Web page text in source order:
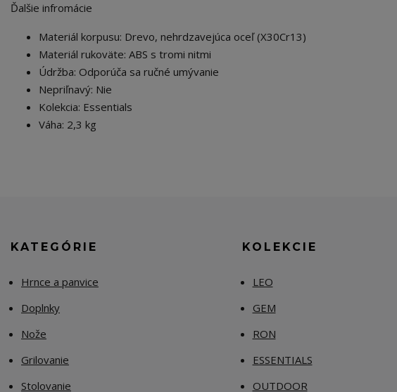
Ďalšie infromácie
Materiál korpusu: Drevo, nehrdzavejúca oceľ (X30Cr13)
Materiál rukoväte: ABS s tromi nitmi
Údržba: Odporúča sa ručné umývanie
Nepriľnavý: Nie
Kolekcia: Essentials
Váha: 2,3 kg
KATEGÓRIE
Hrnce a panvice
Doplnky
Nože
Grilovanie
Stolovanie
KOLEKCIE
LEO
GEM
RON
ESSENTIALS
OUTDOOR